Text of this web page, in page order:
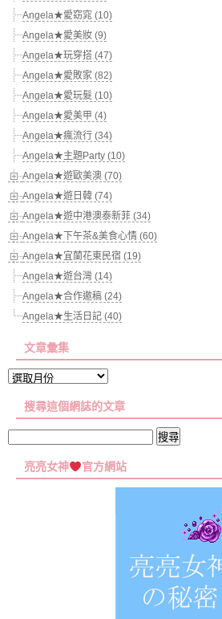
Angela★愛窈窕 (10)
Angela★愛美妝 (9)
Angela★玩穿搭 (47)
Angela★愛敗家 (82)
Angela★愛玩髮 (10)
Angela★愛美甲 (4)
Angela★瘋流行 (34)
Angela★主題Party (10)
Angela★遊歐美澳 (70)
Angela★遊日韓 (74)
Angela★遊中港澳泰新菲 (34)
Angela★下午茶&美食心情 (60)
Angela★宜蘭花東民宿 (19)
Angela★遊台灣 (14)
Angela★合作邀稿 (24)
Angela★生活日記 (40)
文章彙集
文
彙
搜尋這個網誌的文章
關
亮亮女神 官方網站